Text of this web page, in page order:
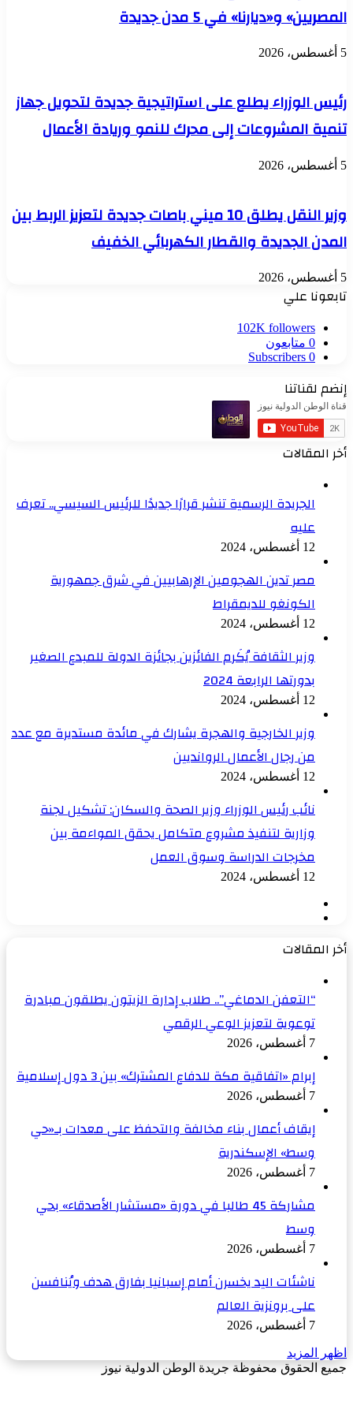
المصريين» و«ديارنا» في 5 مدن جديدة
5 أغسطس، 2026
رئيس الوزراء يطلع على استراتيجية جديدة لتحويل جهاز
تنمية المشروعات إلى محرك للنمو وريادة الأعمال
5 أغسطس، 2026
وزير النقل يطلق 10 ميني باصات جديدة لتعزيز الربط بين
المدن الجديدة والقطار الكهربائي الخفيف
5 أغسطس، 2026
تابعونا علي
102K followers
0 متابعون
0
Subscribers
إنضم لقناتنا
أخر المقالات
الجريدة الرسمية تنشر قرارًا جديدًا للرئيس السيسي.. تعرف
عليه
12 أغسطس، 2024
مصر تدين الهجومين الإرهابيين في شرق جمهورية
الكونغو للديمقراط
12 أغسطس، 2024
وزير الثقافة يُكَرم الفائزين بجائزة الدولة للمبدع الصغير
بدورتها الرابعة 2024
12 أغسطس، 2024
وزير الخارجية والهجرة يشارك في مائدة مستديرة مع عدد
من رجال الأعمال الروانديين
12 أغسطس، 2024
نائب رئيس الوزراء وزير الصحة والسكان: تشكيل لجنة
وزارية لتنفيذ مشروع متكامل يحقق المواءمة بين
مخرجات الدراسة وسوق العمل
12 أغسطس، 2024
أخر المقالات
“التعفن الدماغي”.. طلاب إدارة الزيتون يطلقون مبادرة
توعوية لتعزيز الوعي الرقمي
7 أغسطس، 2026
إبرام «اتفاقية مكة للدفاع المشترك» بين 3 دول إسلامية
7 أغسطس، 2026
إيقاف أعمال بناء مخالفة والتحفظ على معدات بـ«حي
وسط» الإسكندرية
7 أغسطس، 2026
مشاركة 45 طالبا في دورة «مستشار الأصدقاء» بحي
وسط
7 أغسطس، 2026
ناشئات اليد يخسرن أمام إسبانيا بفارق هدف ويُنافسن
على برونزية العالم
7 أغسطس، 2026
اظهر المزيد
جميع الحقوق محفوظة جريدة الوطن الدولية نيوز